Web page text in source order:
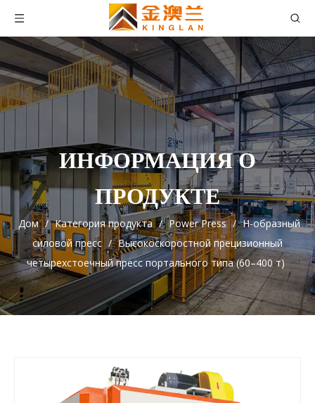
ИНФОРМАЦИЯ О
ПРОДУКТЕ
Дом / Категория продукта / Power Press / H-образный
силовой пресс / Высокоскоростной прецизионный
четырехстоечный пресс портального типа (60–400 т)